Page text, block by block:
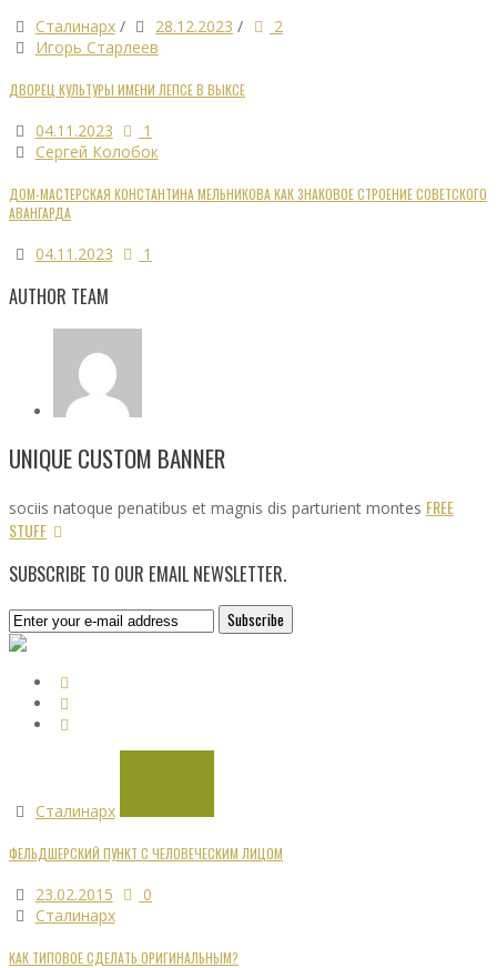
Сталинарх / 28.12.2023 /
2
Игорь Старлеев
ДВОРЕЦ КУЛЬТУРЫ ИМЕНИ ЛЕПСЕ В ВЫКСЕ
04.11.2023
1
Сергей Колобок
ДОМ-МАСТЕРСКАЯ КОНСТАНТИНА МЕЛЬНИКОВА КАК ЗНАКОВОЕ СТРОЕНИЕ СОВЕТСКОГО
АВАНГАРДА
04.11.2023 1
AUTHOR TEAM
UNIQUE CUSTOM BANNER
sociis natoque penatibus et magnis dis parturient montes FREE
STUFF
SUBSCRIBE TO OUR EMAIL NEWSLETTER.
Сталинарх
ФЕЛЬДШЕРСКИЙ ПУНКТ С ЧЕЛОВЕЧЕСКИМ ЛИЦОМ
23.02.2015
0
Сталинарх
КАК ТИПОВОЕ СДЕЛАТЬ ОРИГИНАЛЬНЫМ?